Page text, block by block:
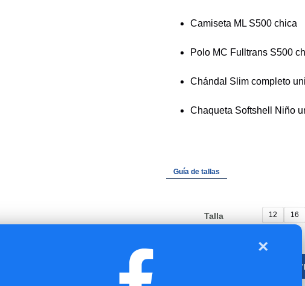
Camiseta ML S500 chica
Polo MC Fulltrans S500
Chándal Slim completo
Chaqueta Softshell Niño
Guía de tallas
Talla 12 16
Añadir al
×